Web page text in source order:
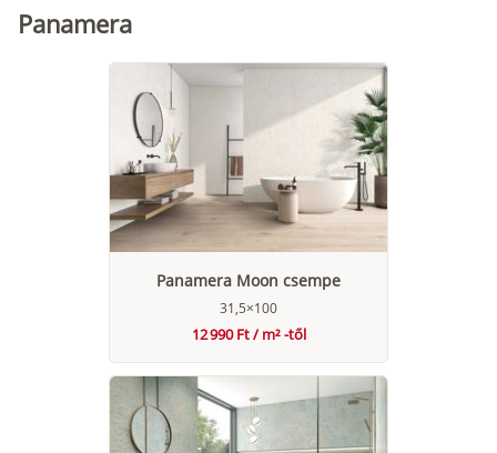
Panamera
Panamera Moon csempe
31,5×100
12 990 Ft / m² -től